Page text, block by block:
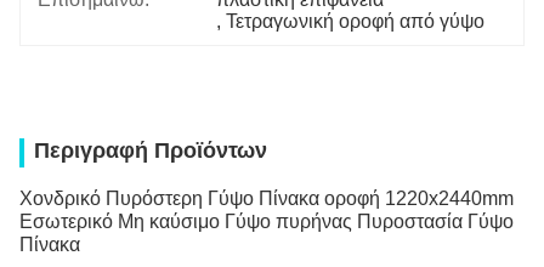
, Τετραγωνική οροφή από γύψο
Περιγραφή Προϊόντων
Χονδρικό Πυρόστερη Γύψο Πίνακα οροφή 1220x2440mm
Εσωτερικό Μη καύσιμο Γύψο πυρήνας Πυροστασία Γύψο
Πίνακα